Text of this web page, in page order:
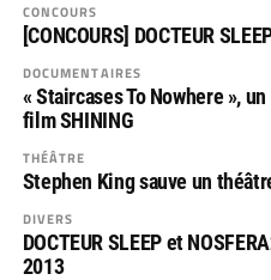
CONCOURS
[CONCOURS] DOCTEUR
DOCUMENTAIRES
« Staircases To Nowhere »,
film SHINING
THÉÂTRE
Stephen King sauve un
DIVERS
DOCTEUR SLEEP et
2013